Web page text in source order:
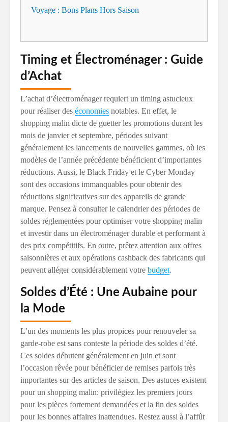
Voyage : Bons Plans Hors Saison
Timing et Électroménager : Guide
d’Achat
L’achat d’électroménager requiert un timing astucieux
pour réaliser des économies notables. En effet, le
shopping malin dicte de guetter les promotions durant les
mois de janvier et septembre, périodes suivant
généralement les lancements de nouvelles gammes, où les
modèles de l’année précédente bénéficient d’importantes
réductions. Aussi, le Black Friday et le Cyber Monday
sont des occasions immanquables pour obtenir des
réductions significatives sur des appareils de grande
marque. Pensez à consulter le calendrier des périodes de
soldes réglementées pour optimiser votre shopping malin
et investir dans un électroménager durable et performant à
des prix compétitifs. En outre, prêtez attention aux offres
saisonnières et aux opérations cashback des fabricants qui
peuvent alléger considérablement votre budget.
Soldes d’Été : Une Aubaine pour
la Mode
L’un des moments les plus propices pour renouveler sa
garde-robe est sans conteste la période des soldes d’été.
Ces soldes débutent généralement en juin et sont
l’occasion rêvée pour bénéficier de remises parfois très
importantes sur des articles de saison. Des astuces existent
pour un shopping malin: privilégiez les premiers jours
pour les pièces fortement demandées et la fin des soldes
pour les bonnes affaires inattendues. Restez aussi à l’affût